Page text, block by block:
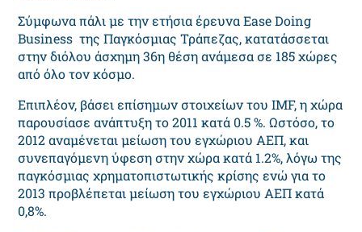
Σύμφωνα πάλι με την ετήσια έρευνα Ease Doing
Business της Παγκόσμιας Τράπεζας, κατατάσσεται
στην διόλου άσχημη 36η θέση ανάμεσα σε 185 χώρες
από όλο τον κόσμο.
Επιπλέον, βάσει επίσημων στοιχείων του IMF, η χώρα
παρουσίασε ανάπτυξη το 2011 κατά 0.5 %. Ωστόσο, το
2012 αναμένεται μείωση του εγχώριου ΑΕΠ, και
συνεπαγόμενη ύφεση στην χώρα κατά 1.2%, λόγω της
παγκόσμιας χρηματοπιστωτικής κρίσης ενώ για το
2013 προβλέπεται μείωση του εγχώριου ΑΕΠ κατά
0,8%.